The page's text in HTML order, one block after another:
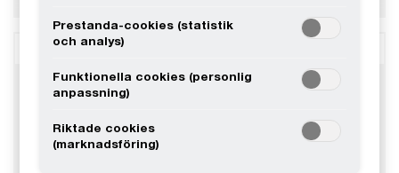
Prestanda-cookies (statistik
och analys)
Funktionella cookies (personlig
anpassning)
Riktade cookies
(marknadsföring)